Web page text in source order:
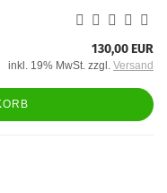
130,00 EUR
inkl. 19% MwSt. zzgl. Versand